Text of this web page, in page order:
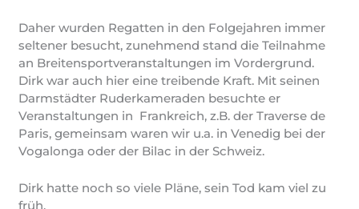
Daher wurden Regatten in den Folgejahren immer
seltener besucht, zunehmend stand die Teilnahme
an Breitensportveranstaltungen im Vordergrund.
Dirk war auch hier eine treibende Kraft. Mit seinen
Darmstädter Ruderkameraden besuchte er
Veranstaltungen in Frankreich, z.B. der Traverse de
Paris, gemeinsam waren wir u.a. in Venedig bei der
Vogalonga oder der Bilac in der Schweiz.
Dirk hatte noch so viele Pläne, sein Tod kam viel zu
früh.